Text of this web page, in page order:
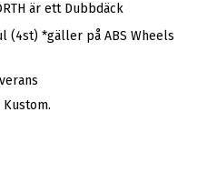
är ett Dubbdäck
(4st) *gäller på ABS Wheels